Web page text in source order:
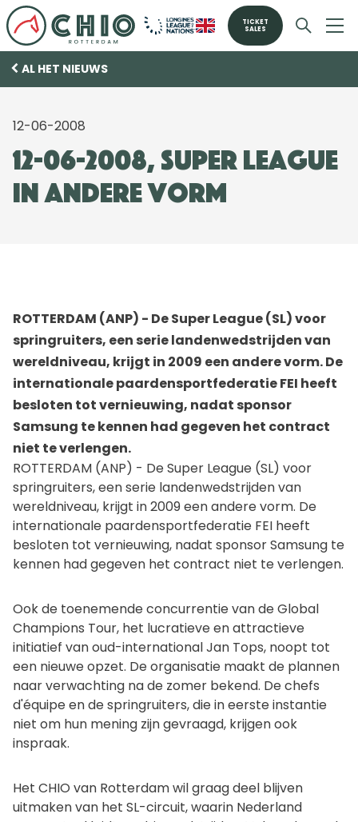
TICKET
SALES
AL HET NIEUWS
12-06-2008
12-06-2008, Super League
in andere vorm
ROTTERDAM (ANP) - De Super League (SL) voor
springruiters, een serie landenwedstrijden van
wereldniveau, krijgt in 2009 een andere vorm. De
internationale paardensportfederatie FEI heeft
besloten tot vernieuwing, nadat sponsor
Samsung te kennen had gegeven het contract
niet te verlengen.
ROTTERDAM (ANP) - De Super League (SL) voor
springruiters, een serie landenwedstrijden van
wereldniveau, krijgt in 2009 een andere vorm. De
internationale paardensportfederatie FEI heeft
besloten tot vernieuwing, nadat sponsor Samsung te
kennen had gegeven het contract niet te verlengen.
Ook de toenemende concurrentie van de Global
Champions Tour, het lucratieve en attractieve
initiatief van oud-international Jan Tops, noopt tot
een nieuwe opzet. De organisatie maakt de plannen
naar verwachting na de zomer bekend. De chefs
d'équipe en de springruiters, die in eerste instantie
niet om hun mening zijn gevraagd, krijgen ook
inspraak.
Het CHIO van Rotterdam wil graag deel blijven
uitmaken van het SL-circuit, waarin Nederland